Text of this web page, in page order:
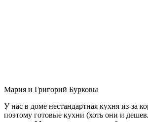
Мария и Григорий Бурковы
У нас в доме нестандартная кухня из-за
поэтому готовые кухни (хоть они и